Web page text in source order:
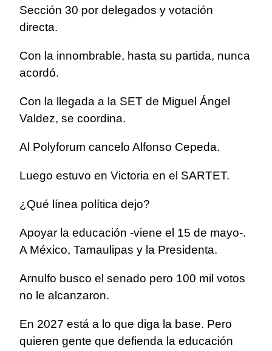
Sección 30 por delegados y votación
directa.
Con la innombrable, hasta su partida, nunca
acordó.
Con la llegada a la SET de Miguel Ángel
Valdez, se coordina.
Al Polyforum cancelo Alfonso Cepeda.
Luego estuvo en Victoria en el SARTET.
¿Qué línea política dejo?
Apoyar la educación -viene el 15 de mayo-.
A México, Tamaulipas y la Presidenta.
Arnulfo busco el senado pero 100 mil votos
no le alcanzaron.
En 2027 está a lo que diga la base. Pero
quieren gente que defienda la educación